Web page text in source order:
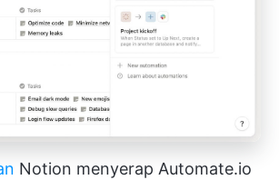
Notion menyerap Automate.io